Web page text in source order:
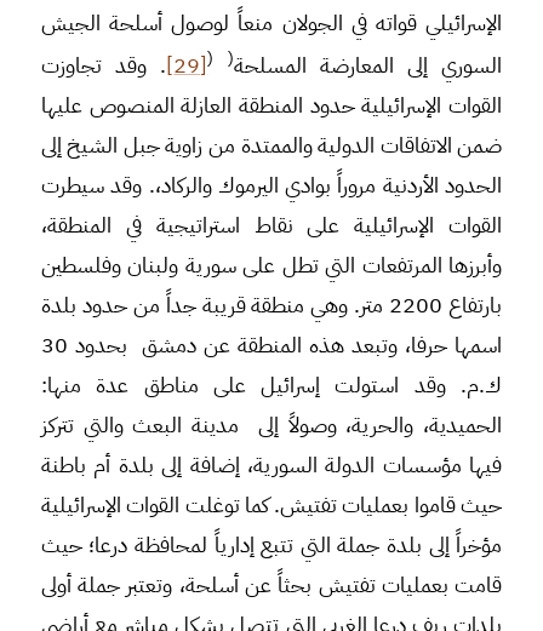
الإسرائيلي قواته في الجولان منعاً لوصول أسلحة الجيش
السوري إلى المعارضة المسلحة(
(
[29]
. وقد تجاوزت
القوات الإسرائيلية حدود المنطقة العازلة المنصوص عليها
ضمن الاتفاقات الدولية والممتدة من زاوية جبل الشيخ إلى
الحدود الأردنية مروراً بوادي اليرموك والركاد،. وقد سيطرت
القوات الإسرائيلية على نقاط استراتيجية في المنطقة،
وأبرزها المرتفعات التي تطل على سورية ولبنان وفلسطين
بارتفاع 2200 متر. وهي منطقة قريبة جداً من حدود بلدة
اسمها حرفا، وتبعد هذه المنطقة عن دمشق بحدود 30
ك.م. وقد استولت إسرائيل على مناطق عدة منها:
الحميدية، والحرية، وصولاً إلى مدينة البعث والتي تتركز
فيها مؤسسات الدولة السورية، إضافة إلى بلدة أم باطنة
حيث قاموا بعمليات تفتيش. كما توغلت القوات الإسرائيلية
مؤخراً إلى بلدة جملة التي تتبع إدارياً لمحافظة درعا؛ حيث
قامت بعمليات تفتيش بحثاً عن أسلحة، وتعتبر جملة أولى
بلدات ريف درعا الغربي التي تتصل بشكل مباشر مع أراضي